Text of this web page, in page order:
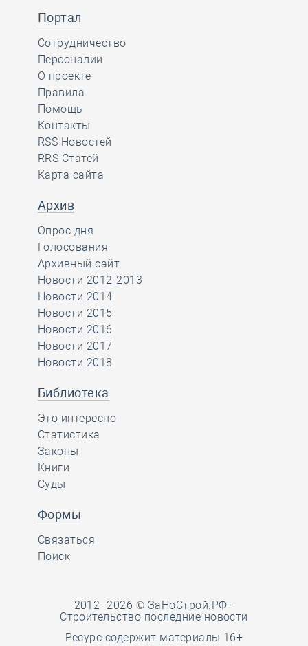
Портал
Сотрудничество
Персоналии
О проекте
Правила
Помощь
Контакты
RSS Новостей
RRS Статей
Карта сайта
Архив
Опрос дня
Голосования
Архивный сайт
Новости 2012-2013
Новости 2014
Новости 2015
Новости 2016
Новости 2017
Новости 2018
Библиотека
Это интересно
Статистика
Законы
Книги
Суды
Формы
Связаться
Поиск
2012 -2026 © ЗаНоСтрой.РФ -
Строительство последние новости
Ресурс содержит материалы 16+